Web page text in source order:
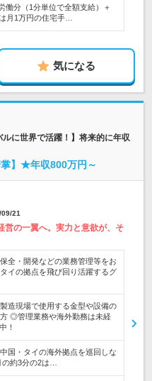
働分（1分単位で全額支給）＋
月1万円の住宅手…
気になる
に世界で活躍！】将来的に年収
】★年収800万円～
21
営の一翼へ。実力と意欲が、そ
全・開発などの業務管理等をお
イの拠点を飛び回り活躍するグ
造現場で使用する金型や設備の
◎管理業務や海外勤務は未経
！
国・タイの海外拠点を巡回しな
約3分の2は…